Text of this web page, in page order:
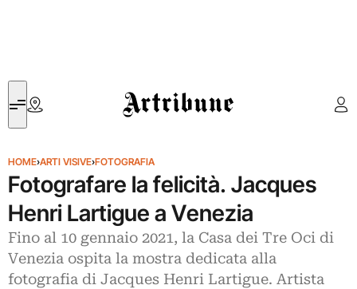
Artribune
HOME›ARTI VISIVE›FOTOGRAFIA
Fotografare la felicità. Jacques
Henri Lartigue a Venezia
Fino al 10 gennaio 2021, la Casa dei Tre Oci di
Venezia ospita la mostra dedicata alla
fotografia di Jacques Henri Lartigue. Artista